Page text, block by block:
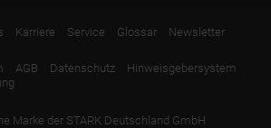
Karriere Service Glossar
Newsletter
AGB Datenschutz
Hinweisgebersystem
Marke der STARK Deutschland GmbH